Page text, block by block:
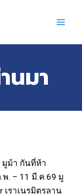
นมา
มูม้า กันที่ห้า
พ. – 11 มี.ค.69 มู
เราเนรมิตรลาน